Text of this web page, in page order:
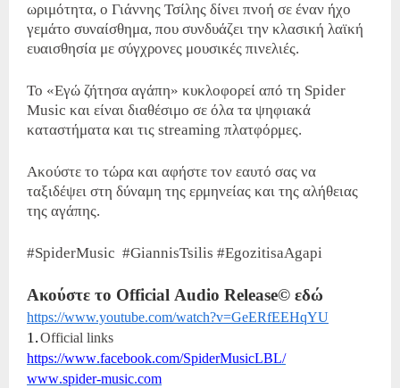
ωριμότητα, ο Γιάννης Τσίλης δίνει πνοή σε έναν ήχο
γεμάτο συναίσθημα, που συνδυάζει την κλασική λαϊκή
ευαισθησία με σύγχρονες μουσικές πινελιές.
Το «Εγώ ζήτησα αγάπη» κυκλοφορεί από τη Spider
Music και είναι διαθέσιμο σε όλα τα ψηφιακά
καταστήματα και τις streaming πλατφόρμες.
Ακούστε το τώρα και αφήστε τον εαυτό σας να
ταξιδέψει στη δύναμη της ερμηνείας και της αλήθειας
της αγάπης.
#SpiderMusic #GiannisTsilis #EgozitisaAgapi
Ακούστε το Official Audio Release© εδώ
https://www.youtube.com/watch?v=GeERfEEHqYU
1.Official links
https://www.facebook.com/SpiderMusicLBL/
www.spider-music.com